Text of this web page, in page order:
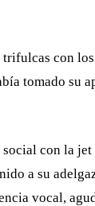
con
tomado su
con la
a su
vocal,